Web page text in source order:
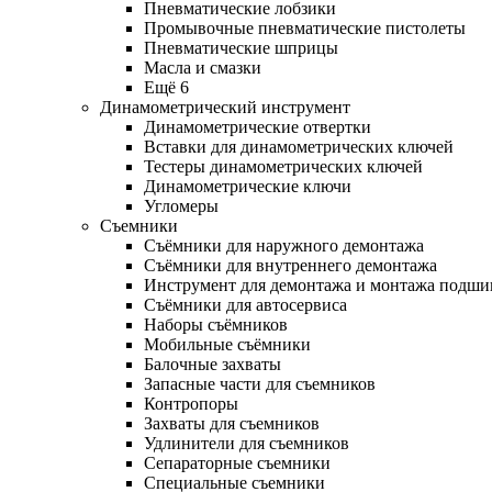
Пневматические лобзики
Промывочные пневматические пистолеты
Пневматические шприцы
Масла и смазки
Ещё 6
Динамометрический инструмент
Динамометрические отвертки
Вставки для динамометрических ключей
Тестеры динамометрических ключей
Динамометрические ключи
Угломеры
Съемники
Съёмники для наружного демонтажа
Съёмники для внутреннего демонтажа
Инструмент для демонтажа и монтажа
Съёмники для автосервиса
Наборы съёмников
Мобильные съёмники
Балочные захваты
Запасные части для съемников
Контропоры
Захваты для съемников
Удлинители для съемников
Сепараторные съемники
Специальные съемники